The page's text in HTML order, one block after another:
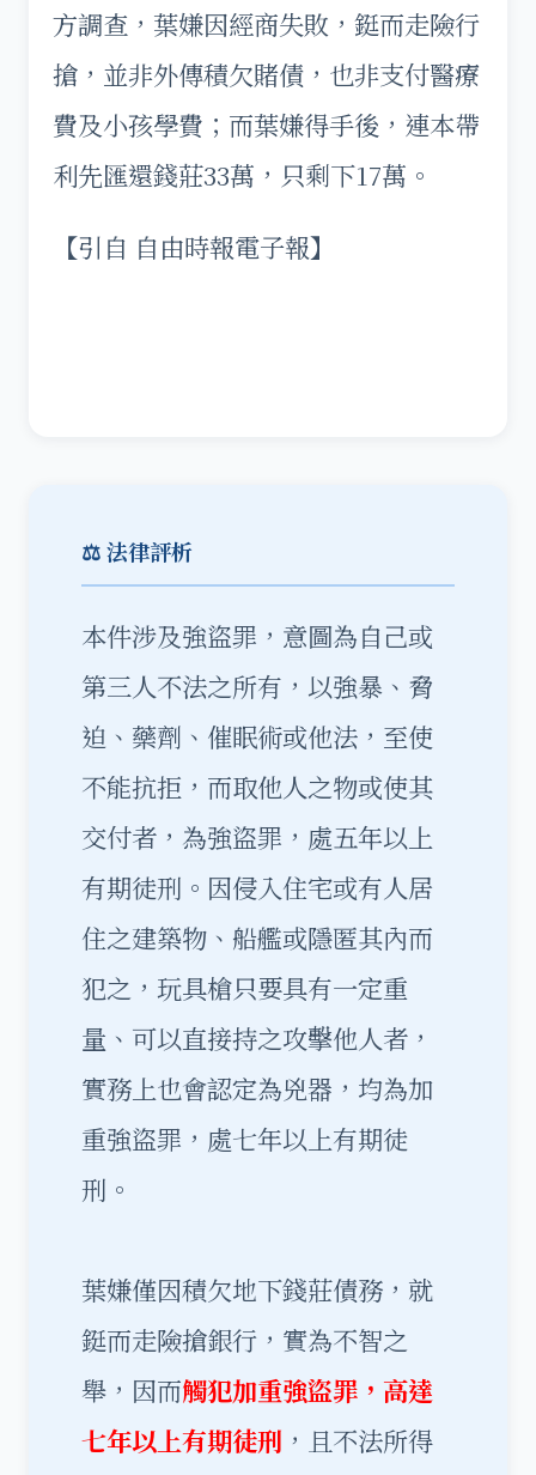
方調查，葉嫌因經商失敗，鋌而走險行
搶，並非外傳積欠賭債，也非支付醫療
費及小孩學費；而葉嫌得手後，連本帶
利先匯還錢莊33萬，只剩下17萬。
【引自 自由時報電子報】
⚖️ 法律評析
本件涉及強盜罪，意圖為自己或
第三人不法之所有，以強暴、脅
迫、藥劑、催眠術或他法，至使
不能抗拒，而取他人之物或使其
交付者，為強盜罪，處五年以上
有期徒刑。因侵入住宅或有人居
住之建築物、船艦或隱匿其內而
犯之，玩具槍只要具有一定重
量、可以直接持之攻擊他人者，
實務上也會認定為兇器，均為加
重強盜罪，處七年以上有期徒
刑。
葉嫌僅因積欠地下錢莊債務，就
鋌而走險搶銀行，實為不智之
舉，因而觸犯加重強盜罪，高達
七年以上有期徒刑 ，且不法所得